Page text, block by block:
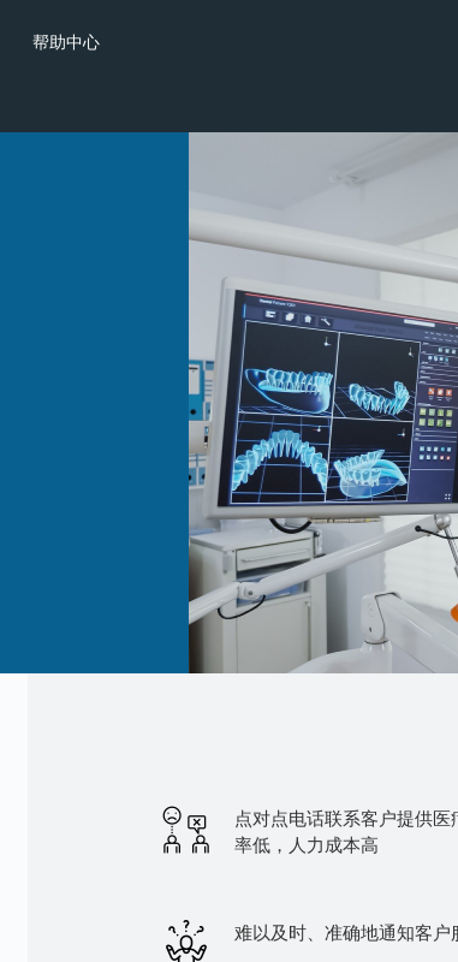
帮助中心
点对点电话联系客户提供医
率低，人力成本高
难以及时、准确地通知客户